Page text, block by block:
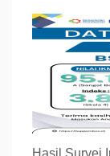
Hasil Survei